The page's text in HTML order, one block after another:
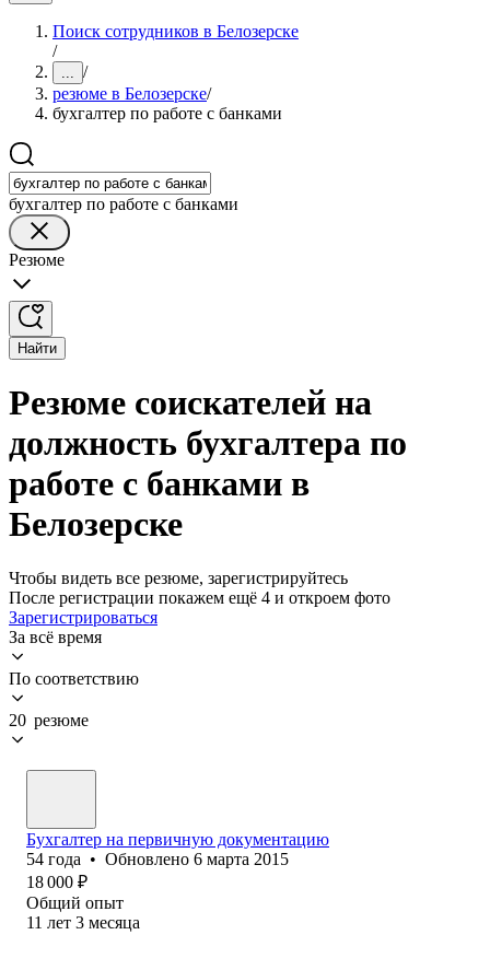
Поиск сотрудников в Белозерске
/
... /
резюме в Белозерске/
бухгалтер по работе с банками
бухгалтер по работе с банками
Резюме
Найти
Резюме соискателей на
должность бухгалтера по
работе с банками в
Белозерске
Чтобы видеть все резюме, зарегистрируйтесь
После регистрации покажем ещё 4 и откроем фото
Зарегистрироваться
За всё время
По соответствию
20 резюме
Бухгалтер на первичную документацию
54 года • Обновлено 6 марта 2015
18 000 ₽
Общий опыт
11 лет 3 месяца